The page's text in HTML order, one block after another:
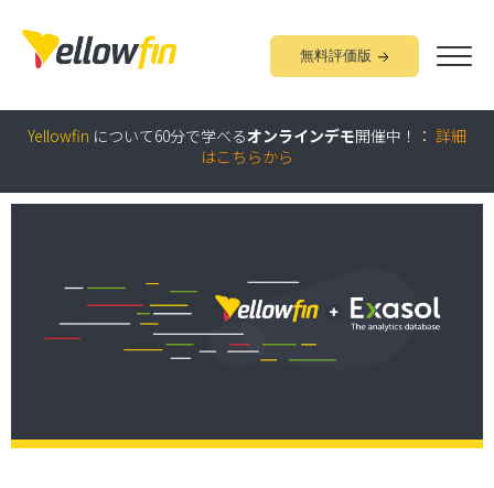
無料評価版
について60分で学べる オンラインデモ